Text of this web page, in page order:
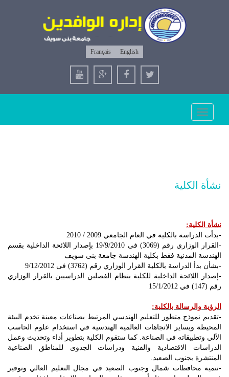
English
Français
Toggle
navigation
نشأة الكلية
نشأة الكلية:
-بدأت الدراسة بالكلية في العام الجامعي 2009 / 2010
-القرار الوزاري رقم (3069) فى 19/9/2010 بإصدار اللائحة الداخلية بقسم
الهندسة المدنية فقط بكلية الهندسة جامعة بنى سويف
-بشأن بدأ الدراسة بالكلية القرار الوزاري رقم (3762) فى 9/12/2012
-إصدار اللائحة الداخلية للكلية بنظام الفصلين الدراسيين بالقرار الوزاري
رقم (147) في 15/1/2012
الرؤية والرسالة بالكلية:
-تقديم نموذج متطور للتعليم الهندسي المرتبط بصناعات معينة تخدم البيئة
المحيطة ويساير الاتجاهات العالمية الهندسية في استخدام علوم الحاسب
الآلي وتطبيقاته في الصناعة. كما ستقوم الكلية بتطوير أداء وتحديث وعمل
الدراسات الاقتصادية والفنية ودراسات الجدوى للمناطق الصناعية
المنتشرة بجنوب الصعيد.
-تنمية محافظات شمال وجنوب الصعيد في مجال التعليم العالي وتوفير